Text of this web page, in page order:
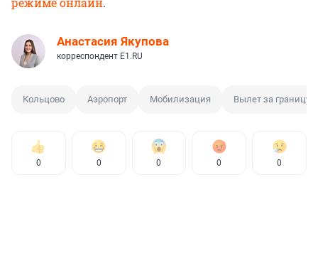
Анастасия Якупова
корреспондент E1.RU
Кольцово Аэропорт Мобилизация Вылет за границу
0 0 0 0 0